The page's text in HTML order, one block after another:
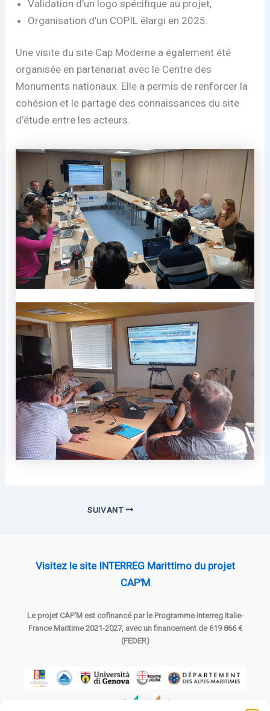
Validation d’un logo spécifique au projet,
Organisation d’un COPIL élargi en 2025.
Une visite du site Cap Moderne a également été
organisée en partenariat avec le Centre des
Monuments nationaux. Elle a permis de renforcer la
cohésion et le partage des connaissances du site
d’étude entre les acteurs.
SUIVANT
Visitez le site INTERREG Marittimo du projet
CAP'M
Le projet CAP'M est cofinancé par le Programme Interreg Italie-
France Maritime 2021-2027, avec un financement de 619 866 €
(FEDER)